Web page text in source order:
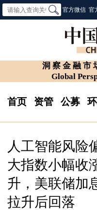
官方微信 官
洞察金融市
Global
首页 资管 公募
人工智能风险
大指数小幅收
升，美联储加
拉升后回落